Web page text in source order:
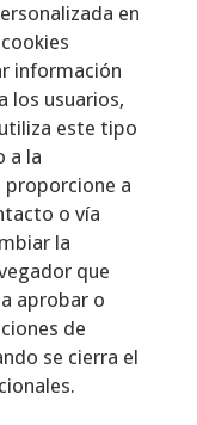
en
información
los usuarios,
este tipo
a la
a
o vía
la
que
aprobar o
de
se cierra el